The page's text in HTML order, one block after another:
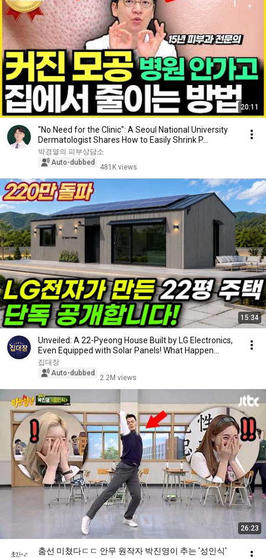
20:11
"No Need for the Clinic": A Seoul National University
Dermatologist Shares How to Easily Shrink P...
박경열의 피부상담소
Auto-dubbed
481K views
15:34
Unveiled: A 22-Pyeong House Built by LG Electronics,
Even Equipped with Solar Panels! What Happen...
집대장
Auto-dubbed
2.2M views
26:23
춤선 미쳤다ㄷㄷ 안무 원작자 박진영이 추는 ′성인식′